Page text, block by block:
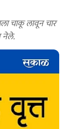
चाकू लावून चार
नेले.